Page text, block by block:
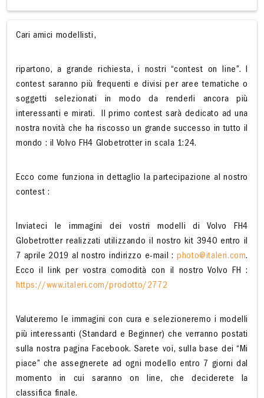
Cari amici modellisti,
ripartono, a grande richiesta, i nostri “contest on line”. I
contest saranno più frequenti e divisi per aree tematiche o
soggetti selezionati in modo da renderli ancora più
interessanti e mirati. Il primo contest sarà dedicato ad una
nostra novità che ha riscosso un grande successo in tutto il
mondo : il Volvo FH4 Globetrotter in scala 1:24.
Ecco come funziona in dettaglio la partecipazione al nostro
contest :
Inviateci le immagini dei vostri modelli di Volvo FH4
Globetrotter realizzati utilizzando il nostro kit 3940 entro il
7 aprile 2019 al nostro indirizzo e-mail :photo@italeri.com.
Ecco il link per vostra comodità con il nostro Volvo FH :
https://www.italeri.com/prodotto/2772
Valuteremo le immagini con cura e selezioneremo i modelli
più interessanti (Standard e Beginner) che verranno postati
sulla nostra pagina Facebook. Sarete voi, sulla base dei “Mi
piace” che assegnerete ad ogni modello entro 7 giorni dal
momento in cui saranno on line, che deciderete la
classifica finale.